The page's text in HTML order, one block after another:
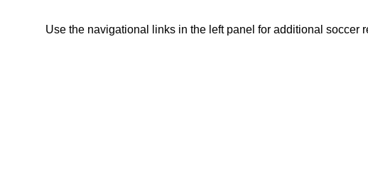
Use the navigational links in the left panel for additional soccer